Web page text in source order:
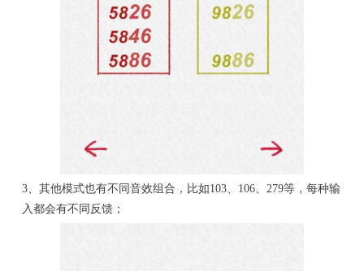
3、其他模式也有不同音效组合，比如103、106、279等，每种输
入都会有不同反馈；